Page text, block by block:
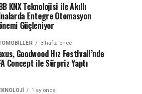
KNX Teknolojisi ile Akıllı
Entegre Otomasyon
Güçleniyor
3 hafta önce
Goodwood Hız Festivali’nde
Concept ile Sürpriz Yaptı
1 ay önce